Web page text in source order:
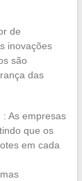
de
inovações
são
das
: As empresas
que os
em cada